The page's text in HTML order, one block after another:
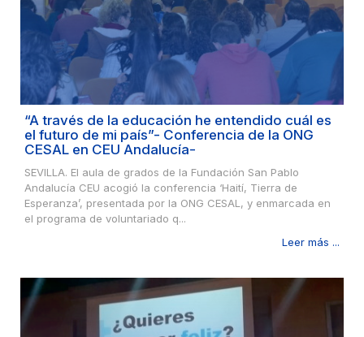
“A través de la educación he entendido cuál es
el futuro de mi país”- Conferencia de la ONG
CESAL en CEU Andalucía-
SEVILLA. El aula de grados de la Fundación San Pablo
Andalucía CEU acogió la conferencia ‘Haití, Tierra de
Esperanza’, presentada por la ONG CESAL, y enmarcada en
el programa de voluntariado q...
Leer más ...